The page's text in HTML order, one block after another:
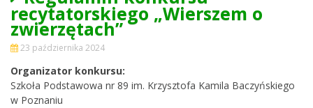
recytatorskiego „Wierszem o
zwierzętach”
23 października 2024
Organizator konkursu:
Szkoła Podstawowa nr 89 im. Krzysztofa Kamila Baczyńskiego
w Poznaniu